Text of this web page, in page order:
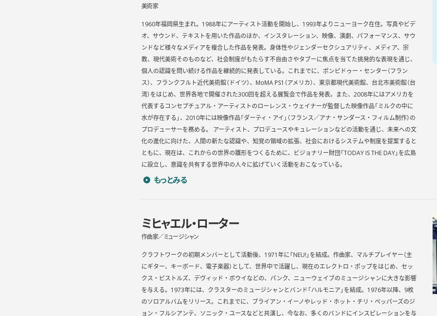
美術家
1960年福岡県生まれ。1988年にアーティスト活動を開始し、1993年よりニューヨーク在住。写真やビデ
オ、サウンド、テキストを用いた作品のほか、インスタレーション、映像、演劇、パフォーマンス、サウ
ンドなど様々なメディアを複合した作品を発表。身体性やジェンダーセクシュアリティ、メディア、宗
教、現代美術そのものなど、社会制度がもたらす不自由さやタブーに焦点を当てた挑発的な表現を通じ、
個人の認識を問い続ける作品を継続的に発表している。これまでに、ポンピドゥー・センター（フラン
ス）、フランクフルト近代美術館（ドイツ）、MoMA PS1（アメリカ）、東京都現代美術館、台北市美術館（台
湾）をはじめ、世界各地で開催された300回を超える展覧会で作品を発表。また、2008年にはアメリカを
代表するコンセプチュアル・アーティストのローレンス・ウェイナーが監督した映像作品「ミルクの中に
水が存在する」、2010年には映像作品「ダーティ・アイ」（フランス／アナ・サンダース・フィルム制作）の
プロデューサーを務める。 アーティスト、プロデュースやキュレーションなどの活動を通じ、未来への文
化の進化に向けた、人間の新たな認識や、知覚の領域の拡張、社会におけるシステムや制度を提案すると
ともに、現在は、これからの世界の雛形をつくるために、ビジョナリー財団「TODAY IS THE DAY」を広島
に設立し、意識を共有する世界中の人々に拡げていく活動をおこなっている。
平川典俊のプロフィールを詳しく見る
もっとみる
ミヒャエル・ローター
作曲家／ミュージシャン
クラフトワークの初期メンバーとして活動後、1971年に「NEU!」を結成。作曲家、マルチプレイヤー（主
にギター、キーボード、電子楽器）として、世界中で活躍し、現在のエレクトロ・ポップをはじめ、セッ
クス・ピストルズ、デヴィッド・ボウイなどの、パンク、ニューウェイブのミュージシャンに大きな影響
を与える。1973年には、クラスターのミュージシャンとバンド「ハルモニア」を結成。1976年以降、9枚
のソロアルバムをリリース。これまでに、ブライアン・イーノやレッド・ホット・チリ・ペッパーズのジ
ョン・フルシアンテ、ソニック・ユースなどと共演し、今なお、多くのバンドにインスピレーションを与